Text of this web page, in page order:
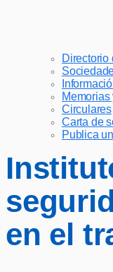
Directorio
Memorias
Circulares
Carta de
Publica
en el